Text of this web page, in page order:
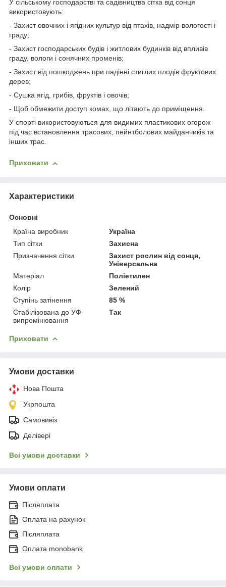
У сільському господарстві та садівництва сітка від сонця
використовують:
- Захист овочних і ягідних культур від птахів, надмір вологості і
граду;
- Захист господарських будів і житлових будинків від впливів
граду, вологи і сонячних променів;
- Захист від пошкоджень при падінні стиглих плодів фруктових
дерев;
- Сушка ягід, грибів, фруктів і овочів;
- Щоб обмежити доступ комах, що літають до приміщення.
У спорті використовуються для видимих пластикових огорож
під час встановлення трасових, пейнтболових майданчиків та
інших трас.
Приховати
Характеристики
Основні
Країна виробник
Україна
Тип сітки
Захисна
Призначення сітки
Захист рослин від сонця,
Універсальна
Матеріал
Поліетилен
Колір
Зелений
Ступінь затінення
85 %
Стабілізована до УФ-
випромінювання
Так
Приховати
Умови доставки
Нова Пошта
Укрпошта
Самовивіз
Делівері
Всі умови доставки
Умови оплати
Післяплата
Оплата на рахунок
Післяплата
Оплата monobank
Всі умови оплати